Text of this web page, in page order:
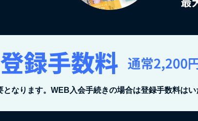
なります。WEB入会手続きの場合は登録手数料はい